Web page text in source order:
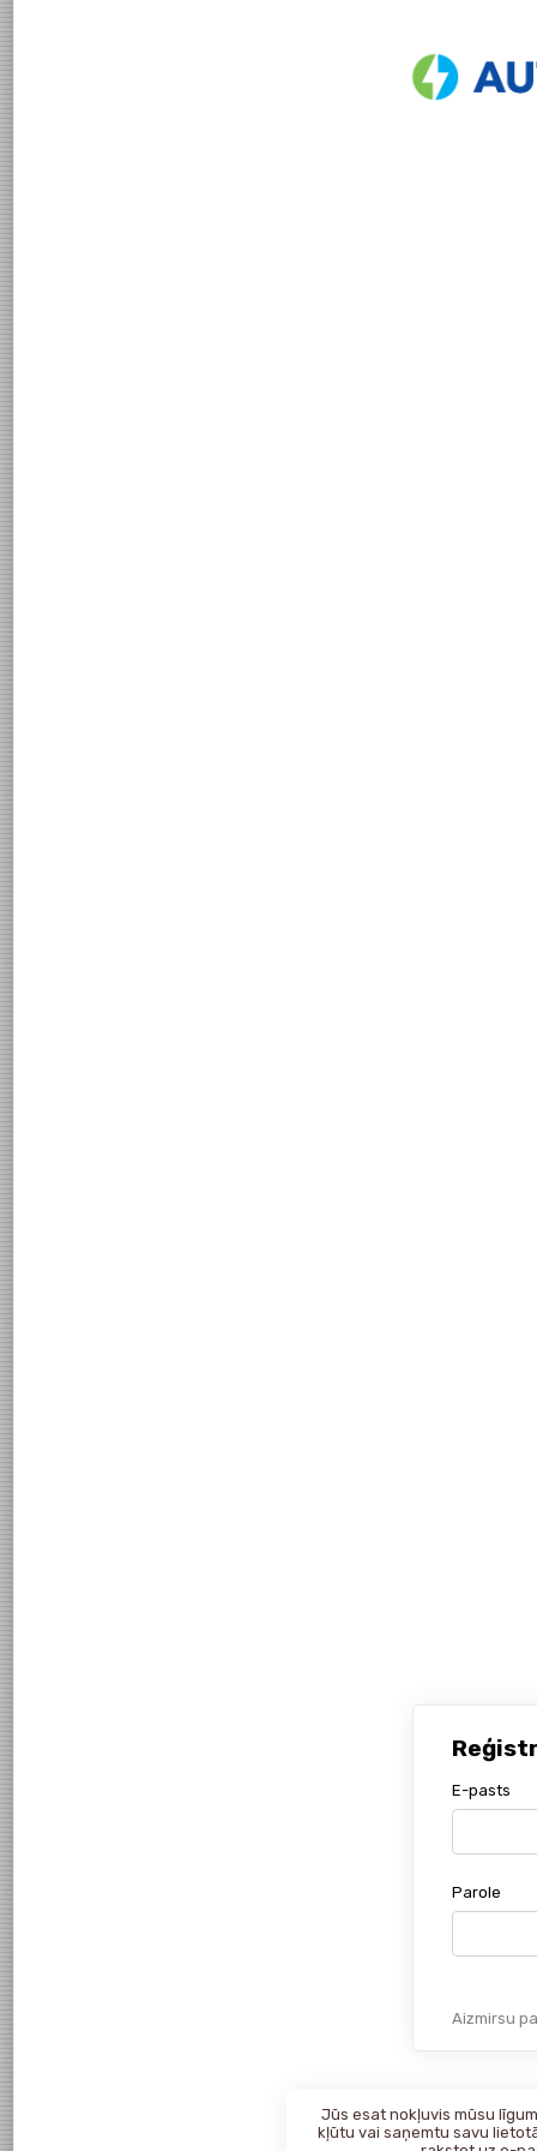
E-pasts
Parole
Aizmirsu
Jūs esat nokļuvis mūsu
kļūtu vai saņemtu savu